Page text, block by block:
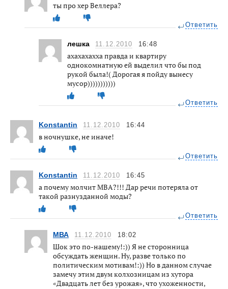
ты про хер Веллера?
Ответить
лешка 11.12.2010 16:48
ахахахахха правда и квартиру
однокомнатную ей выделил что бы под
рукой была!( Дорогая я пойду вынесу
мусор)))))))))))
Ответить
Konstantin 11.12.2010 16:44
в ночнушке, не иначе!
Ответить
Konstantin 11.12.2010 16:45
а почему молчит МВА?!!! Дар речи потеряла от
такой разнузданной моды?
Ответить
МВА 11.12.2010 18:02
Шок это по-нашему!:)) Я не сторонница
обсуждать женщин. Ну, разве только по
политическим мотивам!:)) Но в данном случае
замечу этим двум колхозницам из хутора
«Двадцать лет без урожая», что ухоженности,